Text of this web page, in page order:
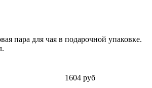
пара для чая в подарочной упаковке.
1604 руб